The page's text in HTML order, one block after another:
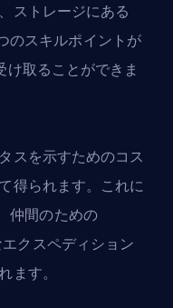
ストレージにある
のスキルポイントが
取ることができま
スを示すためのコス
得られます。これに
仲間のための
クスペディション
ます。